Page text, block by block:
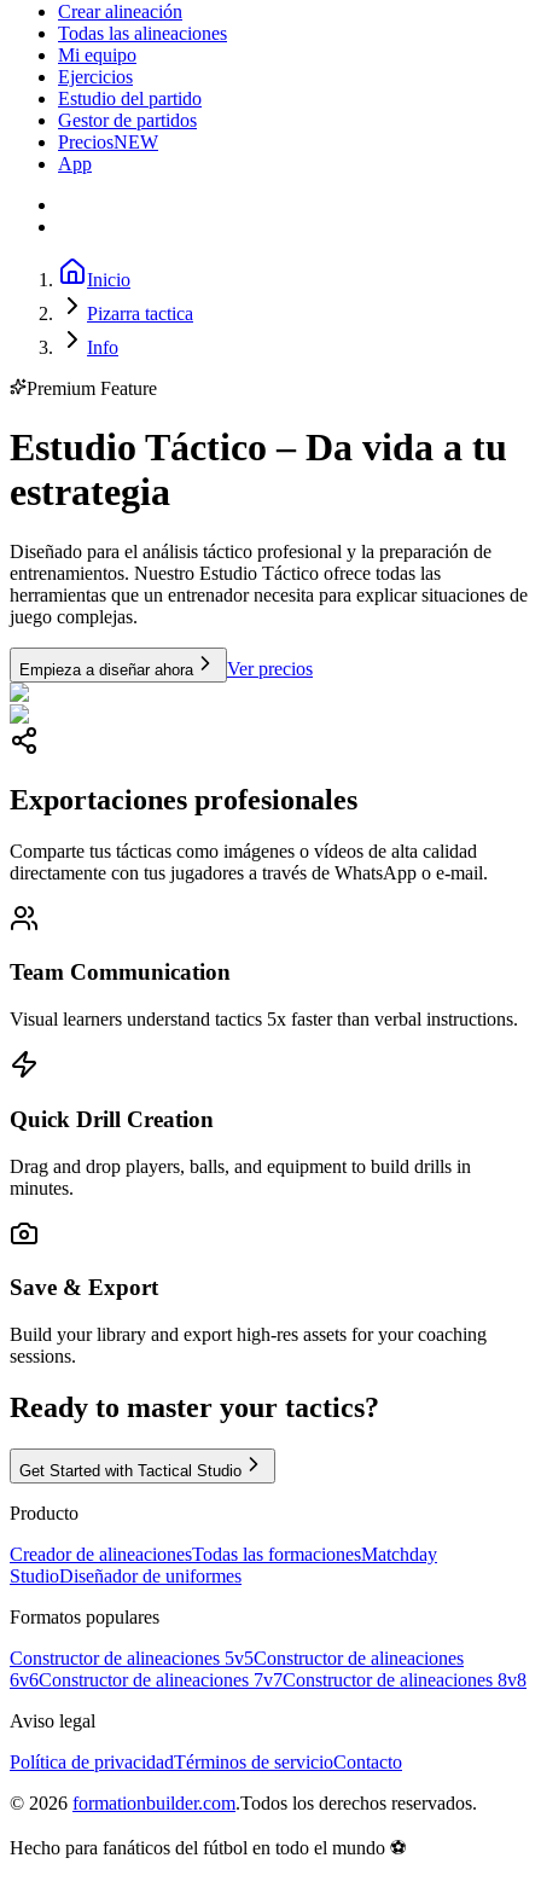
Crear alineación
Todas las alineaciones
Mi equipo
Ejercicios
Estudio del partido
Gestor de partidos
PreciosNEW
App
Inicio
Pizarra tactica
Info
Premium Feature
Estudio Táctico – Da vida a tu
estrategia
Diseñado para el análisis táctico profesional y la preparación de
entrenamientos. Nuestro Estudio Táctico ofrece todas las
herramientas que un entrenador necesita para explicar situaciones de
juego complejas.
Empieza a diseñar ahora Ver precios
Exportaciones profesionales
Comparte tus tácticas como imágenes o vídeos de alta calidad
directamente con tus jugadores a través de WhatsApp o e-mail.
Team Communication
Visual learners understand tactics 5x faster than verbal instructions.
Quick Drill Creation
Drag and drop players, balls, and equipment to build drills in
minutes.
Save & Export
Build your library and export high-res assets for your coaching
sessions.
Ready to master your tactics?
Get Started with Tactical Studio
Producto
Creador de alineacionesTodas las formacionesMatchday
StudioDiseñador de uniformes
Formatos populares
Constructor de alineaciones 5v5Constructor de alineaciones
6v6Constructor de alineaciones 7v7Constructor de alineaciones 8v8
Aviso legal
Política de privacidadTérminos de servicioContacto
© 2026 formationbuilder.com.Todos los derechos reservados.
Hecho para fanáticos del fútbol en todo el mundo ⚽